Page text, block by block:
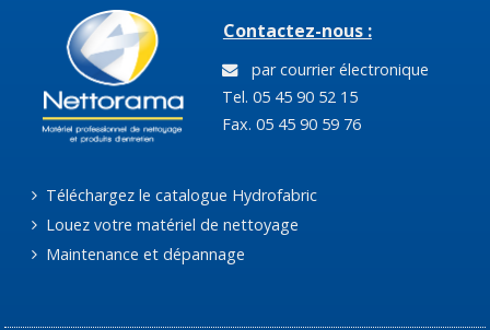
Contactez-nous :
par courrier électronique
Tel. 05 45 90 52 15
Fax. 05 45 90 59 76
Téléchargez le catalogue Hydrofabric
Louez votre matériel de nettoyage
Maintenance et dépannage